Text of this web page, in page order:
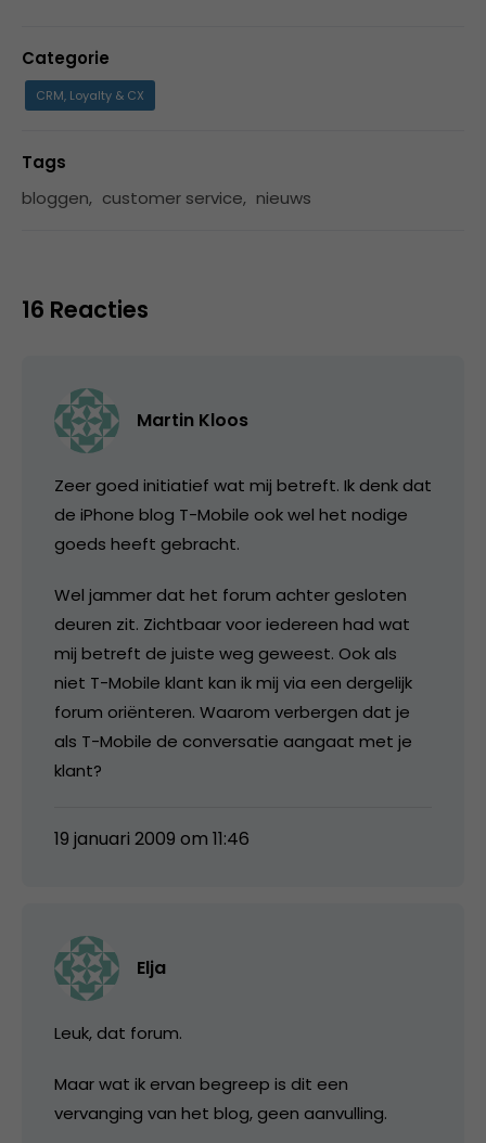
Categorie
CRM, Loyalty & CX
Tags
bloggen, customer service, nieuws
16 Reacties
Martin Kloos
Zeer goed initiatief wat mij betreft. Ik denk dat
de iPhone blog T-Mobile ook wel het nodige
goeds heeft gebracht.
Wel jammer dat het forum achter gesloten
deuren zit. Zichtbaar voor iedereen had wat
mij betreft de juiste weg geweest. Ook als
niet T-Mobile klant kan ik mij via een dergelijk
forum oriënteren. Waarom verbergen dat je
als T-Mobile de conversatie aangaat met je
klant?
19 januari 2009 om 11:46
Elja
Leuk, dat forum.
Maar wat ik ervan begreep is dit een
vervanging van het blog, geen aanvulling.